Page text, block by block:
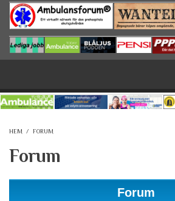
Hoppa till huvudinnehåll
HEM / FORUM
Forum